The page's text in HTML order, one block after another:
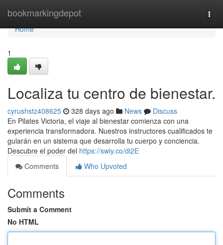
bookmarkingdepot
Home
Home
1
Localiza tu centro de bienestar.
cyrushstz408625 328 days ago News
Discuss
En Pilates Victoria, el viaje al bienestar comienza con una
experiencia transformadora. Nuestros instructores cualificados te
guiarán en un sistema que desarrolla tu cuerpo y conciencia.
Descubre el poder del https://swiy.co/di2E
Comments
Who Upvoted
Comments
Submit a Comment
No HTML